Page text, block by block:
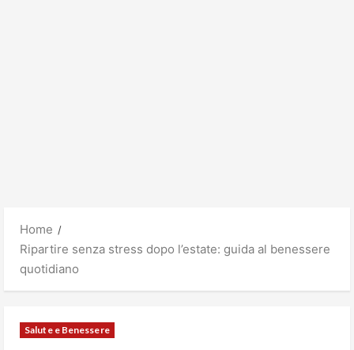
Home
Ripartire senza stress dopo l’estate: guida al benessere
quotidiano
Salute e Benessere